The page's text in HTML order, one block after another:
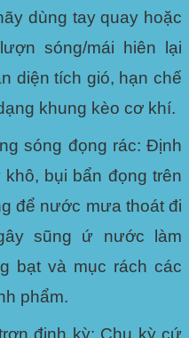
dùng tay quay hoặc
sóng/mái hiên lại
diện tích gió, hạn chế
khung kèo cơ khí.
sóng đọng rác: Định
bụi bẩn đọng trên
để nước mưa thoát đi
sũng ứ nước làm
bạt và mục rách các
phẩm.
định kỳ: Chu kỳ cứ